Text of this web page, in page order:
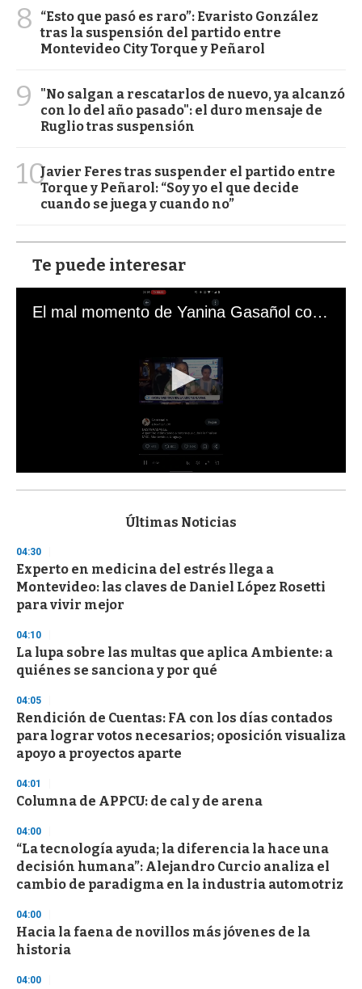
8
“Esto que pasó es raro”: Evaristo González
tras la suspensión del partido entre
Montevideo City Torque y Peñarol
9
"No salgan a rescatarlos de nuevo, ya alcanzó
con lo del año pasado": el duro mensaje de
Ruglio tras suspensión
10Javier Feres tras suspender el partido entre
Torque y Peñarol: “Soy yo el que decide
cuando se juega y cuando no”
Te puede interesar
El mal momento de Yanina Gasañol con un hincha argentino en "Subrayado"
s
d
s
o
f
3
s
e
c
o
d
s
Últimas Noticias
04:30
Experto en medicina del estrés llega a
Montevideo: las claves de Daniel López Rosetti
para vivir mejor
04:10
La lupa sobre las multas que aplica Ambiente: a
quiénes se sanciona y por qué
04:05
Rendición de Cuentas: FA con los días contados
para lograr votos necesarios; oposición visualiza
apoyo a proyectos aparte
04:01
Columna de APPCU: de cal y de arena
04:00
“La tecnología ayuda; la diferencia la hace una
decisión humana”: Alejandro Curcio analiza el
cambio de paradigma en la industria automotriz
04:00
Hacia la faena de novillos más jóvenes de la
historia
04:00